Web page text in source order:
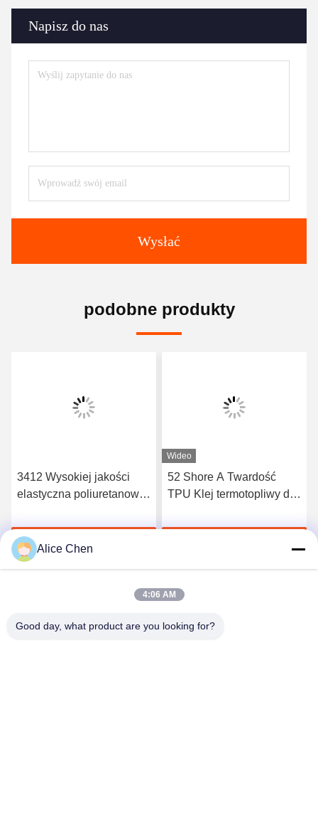
Napisz do nas
Wysłać
podobne produkty
3412 Wysokiej jakości
elastyczna poliuretanowa
Porozmawiaj Teraz
Wideo
52 Shore A Twardość
TPU Klej termotopliwy do
Alice Chen
4:06 AM
Good day, what product are you looking for?